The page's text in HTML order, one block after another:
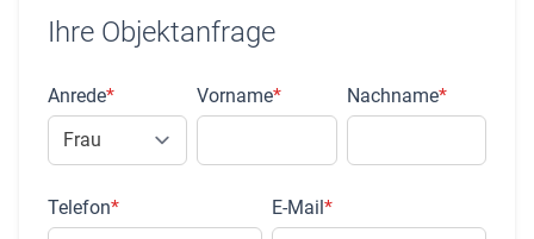
Ihre Objektanfrage
Anrede* Vorname* Nachname*
Telefon* E-Mail*